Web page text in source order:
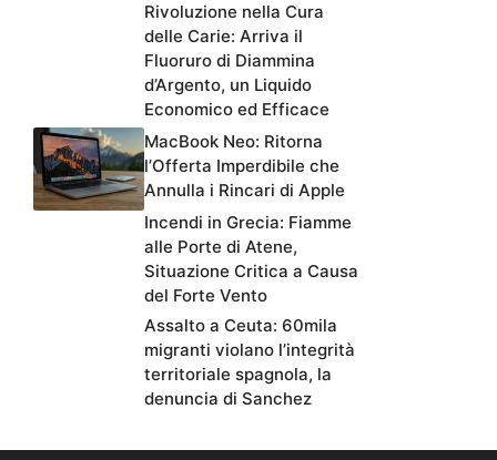
Rivoluzione nella Cura
delle Carie: Arriva il
Fluoruro di Diammina
d’Argento, un Liquido
Economico ed Efficace
MacBook Neo: Ritorna
l’Offerta Imperdibile che
Annulla i Rincari di Apple
Incendi in Grecia: Fiamme
alle Porte di Atene,
Situazione Critica a Causa
del Forte Vento
Assalto a Ceuta: 60mila
migranti violano l’integrità
territoriale spagnola, la
denuncia di Sanchez